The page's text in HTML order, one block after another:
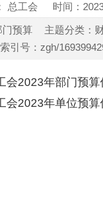
总工会 时间：
门预算 主题分类：
号：zgh/
会2023年部门预
会2023年单位预